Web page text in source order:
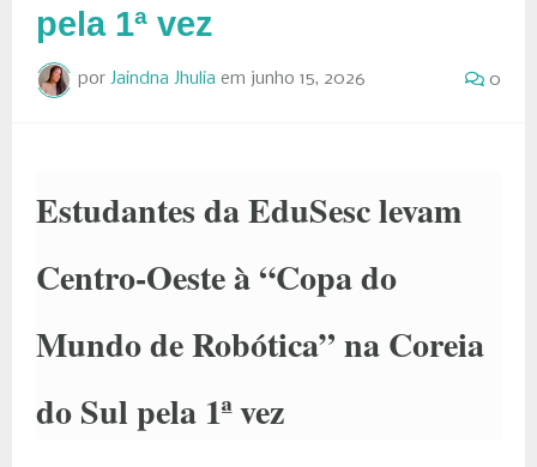
pela 1ª vez
por Jaindna Jhulia em junho 15, 2026 0
Estudantes da EduSesc levam
Centro-Oeste à “Copa do
Mundo de Robótica” na Coreia
do Sul pela 1ª vez